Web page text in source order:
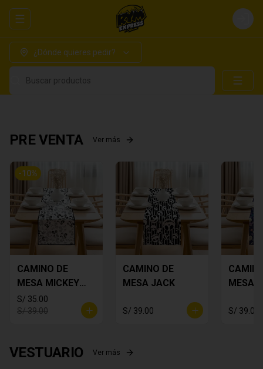
Abrir menu de navegación Login
¿Dónde quieres pedir?
Buscar productos
PRE VENTA Ver más
-10%
CAMINO DE
MESA MICKEY
PLOMO
S/ 35.00
S/ 39.00
CAMINO DE
MESA JACK
S/ 39.00
MESA
S/ 39.00
VESTUARIO Ver más